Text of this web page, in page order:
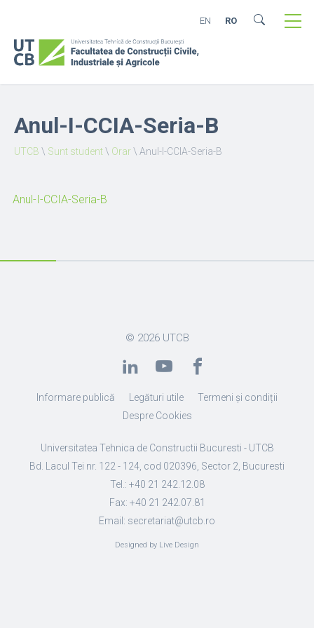
EN RO
Anul-I-CCIA-Seria-B
UTCB \ Sunt student\ Orar\ Anul-I-CCIA-Seria-B
Anul-I-CCIA-Seria-B
© 2026 UTCB
Informare publică Legături utile
Termeni și condiții
Despre Cookies
Universitatea Tehnica de Constructii Bucuresti - UTCB
Bd. Lacul Tei nr. 122 - 124, cod 020396, Sector 2, Bucuresti
Tel.: +40 21 242.12.08
Fax: +40 21 242.07.81
Email: secretariat@utcb.ro
Designed by Live Design